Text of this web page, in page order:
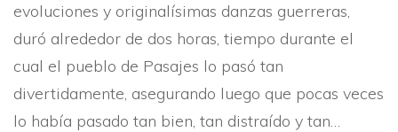
evoluciones y originalí­simas danzas guerreras,
duró alrededor de dos horas, tiempo durante el
cual el pueblo de Pasajes lo pasó tan
divertidamente, asegurando luego que pocas veces
lo habí­a pasado tan bien, tan distraí­do y tan…